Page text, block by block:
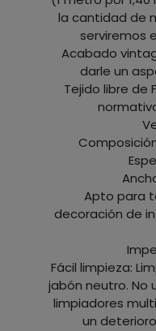
la cantidad de
serviremos
Acabado
darle un
Tejido libre de
Apto para
decoración de
Fácil limpieza:
jabón neutro. No
limpiadores
un